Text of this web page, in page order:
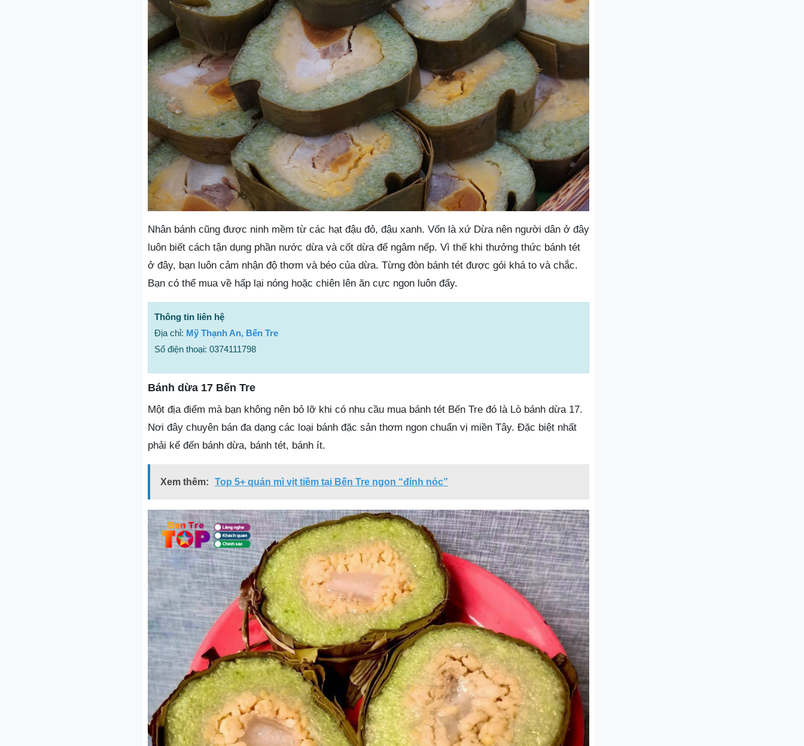
Nhân bánh cũng được ninh mềm từ các hạt đậu đỏ, đậu xanh. Vốn là xứ Dừa nên người dân ở đây
luôn biết cách tận dụng phần nước dừa và cốt dừa để ngâm nếp. Vì thế khi thưởng thức bánh tét
ở đây, bạn luôn cảm nhận độ thơm và béo của dừa. Từng đòn bánh tét được gói khá to và chắc.
Bạn có thể mua về hấp lại nóng hoặc chiên lên ăn cực ngon luôn đấy.
Thông tin liên hệ
Địa chỉ: Mỹ Thạnh An, Bến Tre
Số điện thoại: 0374111798
Bánh dừa 17 Bến Tre
Một địa điểm mà bạn không nên bỏ lỡ khi có nhu cầu mua bánh tét Bến Tre đó là Lò bánh dừa 17.
Nơi đây chuyên bán đa dạng các loại bánh đặc sản thơm ngon chuẩn vị miền Tây. Đặc biệt nhất
phải kể đến bánh dừa, bánh tét, bánh ít.
Xem thêm: Top 5+ quán mì vịt tiềm tại Bến Tre ngon “đỉnh nóc”